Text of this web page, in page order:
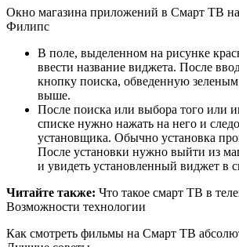
Окно магазина приложений в Смарт ТВ на
Филипс
В поле, выделенном на рисунке
ввести название виджета. После
кнопку поиска, обведенную
выше.
После поиска или выбора того или
списке нужно нажать на него и
установщика. Обычно установка
После установки нужно выйти из
и увидеть установленный виджет в
Читайте также: Что такое смарт ТВ в
Возможности технологии
Как смотреть фильмы на Смарт ТВ